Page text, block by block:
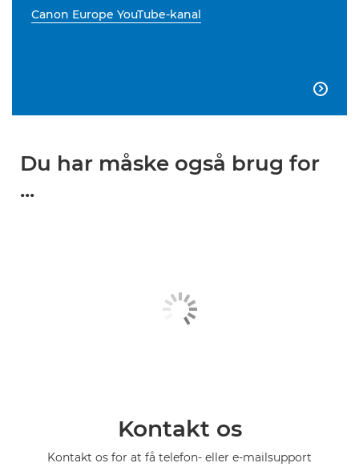
Canon Europe YouTube-kanal

Du har måske også brug for
...
Kontakt os
Kontakt os for at få telefon- eller e-mailsupport